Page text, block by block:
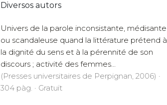
Diversos autors
Univers de la parole inconsistante, médisante
ou scandaleuse quand la littérature prétend à
la dignité du sens et à la pérennité de son
discours ; activité des femmes...
(Presses universitaires de Perpignan, 2006) ·
304 pàg. · Gratuït